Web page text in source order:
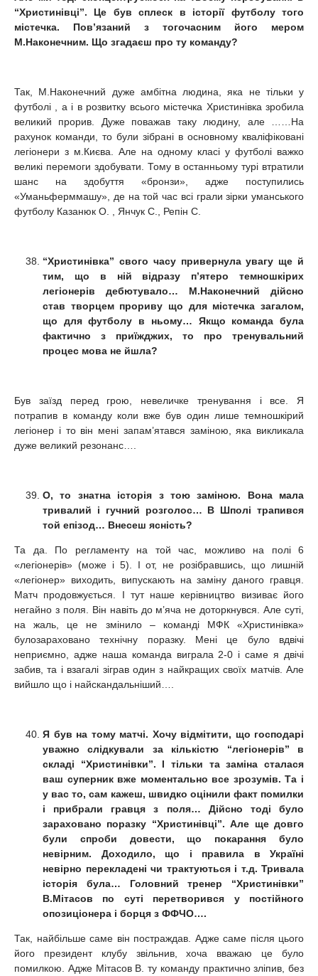
“Христинівці”. Це був сплеск в історії футболу того
містечка. Пов’язаний з тогочасним його мером
М.Наконечним. Що згадаєш про ту команду?
Так, М.Наконечний дуже амбітна людина, яка не тільки у
футболі , а і в розвитку всього містечка Христинівка зробила
великий прорив. Дуже поважав таку людину, але ……На
рахунок команди, то були зібрані в основному кваліфіковані
легіонери з м.Києва. Але на одному класі у футболі важко
великі перемоги здобувати. Тому в останньому турі втратили
шанс на здобуття «бронзи», адже поступились
«Уманьферммашу», де на той час всі грали зірки уманського
футболу Казанюк О. , Янчук С., Репін С.
“Христинівка” свого часу привернула увагу ще й
тим, що в ній відразу п’ятеро темношкірих
легіонерів дебютувало… М.Наконечний дійсно
став творцем прориву що для містечка загалом,
що для футболу в ньому…
Якщо команда була
фактично з приїжджих, то про тренувальний
процес мова не йшла?
Був заїзд перед грою, невеличке тренування і все. Я
потрапив в команду коли вже був один лише темношкірий
легіонер і то він мені запам’ятався заміною, яка викликала
дуже великий резонанс….
О, то знатна історія з тою заміною. Вона мала
тривалий і гучний розголос… В Шполі трапився
той епізод… Внесеш ясність?
Та да. По регламенту на той час, можливо на полі 6
«легіонерів» (може і 5). І от, не розібравшись, що лишній
«легіонер» виходить, випускають на заміну даного гравця.
Матч продовжується. І тут наше керівництво визиває його
негайно з поля. Він навіть до м’яча не доторкнувся. Але суті,
на жаль, це не змінило – команді МФК «Христинівка»
булозараховано технічну поразку. Мені це було вдвічі
неприємно, адже наша команда виграла 2-0 і саме я двічі
забив, та і взагалі зіграв один з найкращих своїх матчів. Але
вийшло що і найскандальніший….
Я був на тому матчі. Хочу відмітити, що господарі
уважно слідкували за кількістю “легіонерів” в
складі “Христинівки”. І тільки та заміна сталася
ваш суперник вже моментально все зрозумів. Та і
у вас то, сам кажеш, швидко оцінили факт помилки
і прибрали гравця з поля… Дійсно тоді було
зараховано поразку “Христинівці”. Але ще довго
були спроби довести, що покарання було
невірним. Доходило, що і правила в Україні
невірно перекладені чи трактуються і т.д. Тривала
історія була… Головний тренер “Христинівки”
В.Мітасов по суті перетворився у постійного
опозиціонера і борця з ФФЧО….
Так, найбільше саме він постраждав. Адже саме після цього
його президент клубу звільнив, хоча вважаю це було
помилкою. Адже Мітасов В. ту команду практично зліпив, без